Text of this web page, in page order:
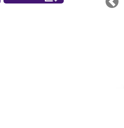
Previous